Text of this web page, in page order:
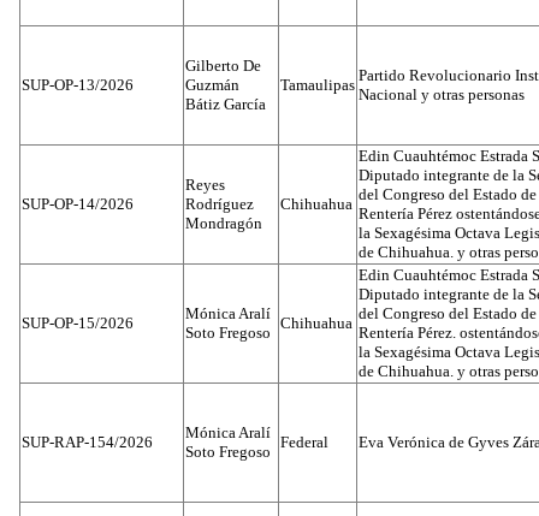
SUP-OP-13/2026
Gilberto De
Guzmán
Bátiz García
Tamaulipas
Partido Revolucionario
Nacional y otras personas
SUP-OP-14/2026
Reyes
Rodríguez
Mondragón
Chihuahua
Edin Cuauhtémoc Estrada
Diputado integrante de la
del Congreso del Estado
Rentería Pérez
la Sexagésima Octava
de Chihuahua. y otras
SUP-OP-15/2026
Mónica Aralí
Soto Fregoso
Chihuahua
Edin Cuauhtémoc Estrada
Diputado integrante de la
del Congreso del Estado
Rentería Pérez.
la Sexagésima Octava
de Chihuahua. y otras
SUP-RAP-154/2026
Mónica Aralí
Soto Fregoso
Federal Eva Verónica de Gyves